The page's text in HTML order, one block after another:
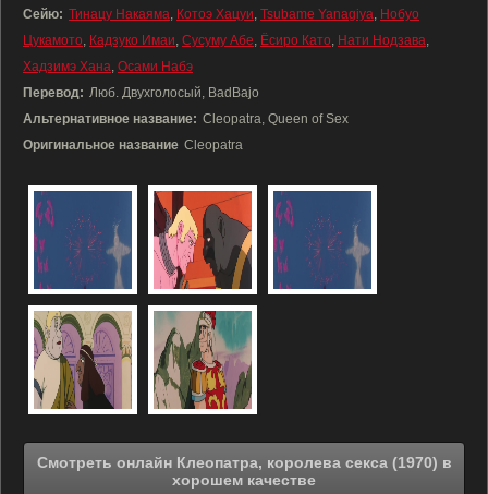
Сейю: Тинацу Накаяма, Котоэ Хацуи, Tsubame Yanagiya, Нобуо
Цукамото, Кадзуко Имаи, Сусуму Абе, Ёсиро Като, Нати Нодзава,
Хадзимэ Хана, Осами Набэ
Перевод: Люб. Двухголосый, BadBajo
Альтернативное название: Cleopatra, Queen of Sex
Оригинальное название Cleopatra
Смотреть онлайн Клеопатра, королева секса (1970) в
хорошем качестве